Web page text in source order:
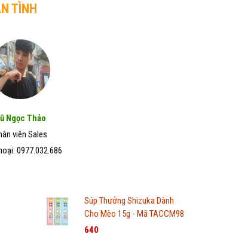
TÌNH
Ngọc Thảo
viên Sales
0977.032.686
Súp Thưởng Shizuka Dành
Cho Mèo 15g - Mã TACCM98
640